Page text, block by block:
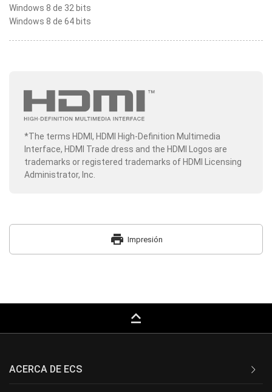
Windows 8 de 32 bits
Windows 8 de 64 bits
*The terms HDMI, HDMI High-Definition Multimedia
Interface, HDMI Trade dress and the HDMI Logos are
trademarks or registered trademarks of HDMI Licensing
Administrator, Inc.
print Impresión
keyboard_capslock
ACERCA DE ECS